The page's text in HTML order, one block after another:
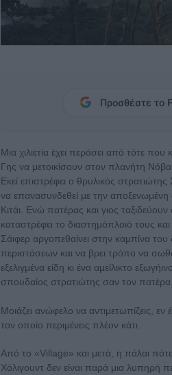
Προσθέστε το
Μια χιλιετία έχει περάσει από τότε
Γης να μετοικίσουν στον πλανήτη
Εκεί επιστρέφει ο θρυλικός
να επανασυνδεθεί με την αποξενωμένη
Κιτάι. Ενώ πατέρας και γιος
καταστρέφει το διαστημόπλοιό τους
Σάιφερ αργοπεθαίνει στην καμπίνα
περιστάσεων και να βρει τρόπο να
εξελιγμένα είδη κι ένα αμείλικτο
σπουδαίος στρατιώτης σαν τον πατέρα
Μοιάζει ανώφελο να αντιμετωπίζεις,
τον οποίο περιμένεις πλέον κάτι.
Από το «Village» και μετά, η πάλαι
Χόλιγουντ δεν είναι παρά μια